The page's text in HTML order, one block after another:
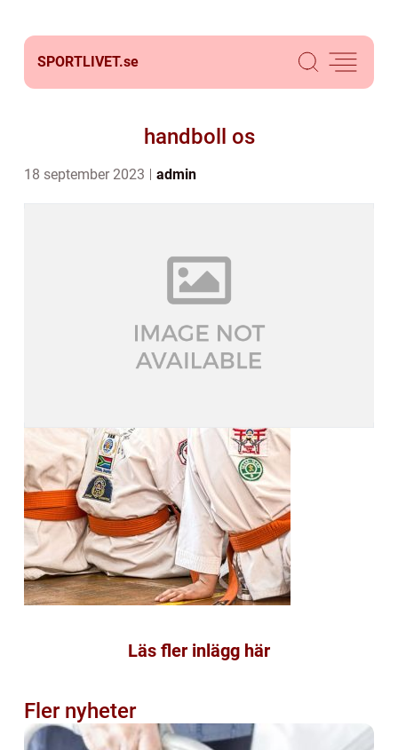
SPORTLIVET.se
handboll os
18 september 2023 admin
Läs fler inlägg här
Fler nyheter